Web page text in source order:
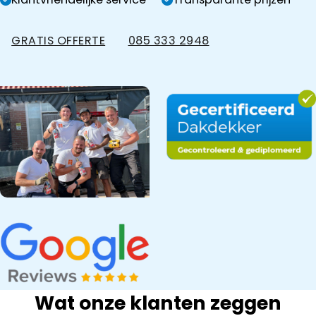
GRATIS OFFERTE 085 333 2948
Wat onze klanten zeggen